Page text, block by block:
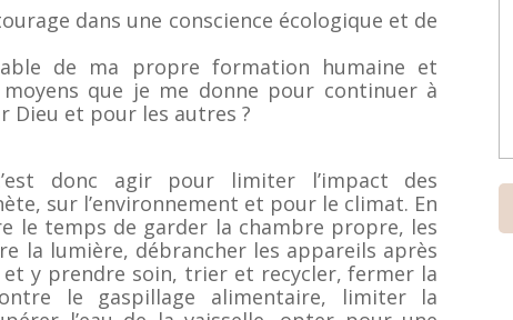
dans une conscience écologique et de
de ma propre formation humaine et
que je me donne pour continuer à
Dieu et pour les autres ?
donc agir pour limiter l’impact des
sur l’environnement et pour le climat. En
le temps de garder la chambre propre, les
la lumière, débrancher les appareils après
y prendre soin, trier et recycler, fermer la
le gaspillage alimentaire, limiter la